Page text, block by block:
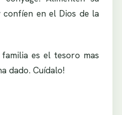
en el Dios de la
es el tesoro mas
dado. Cuídalo!